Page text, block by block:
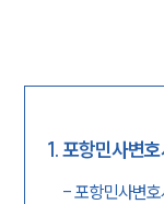
1.포항민사변
-포항민사변